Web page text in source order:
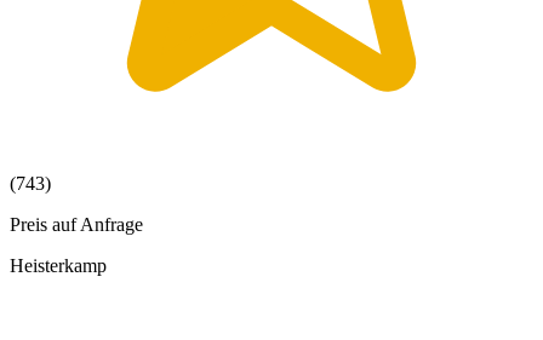
(743)
Preis auf Anfrage
Heisterkamp